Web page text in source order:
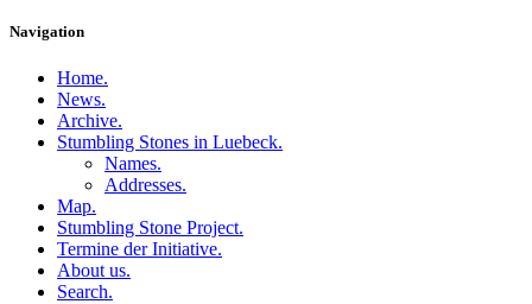
Navigation
Home.
News.
Archive.
Stumbling Stones in Luebeck.
Names.
Addresses.
Map.
Stumbling Stone Project.
Termine der Initiative.
About us.
Search.